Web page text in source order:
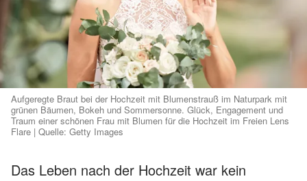
Aufgeregte Braut bei der Hochzeit mit Blumenstrauß im Naturpark mit
grünen Bäumen, Bokeh und Sommersonne. Glück, Engagement und
Traum einer schönen Frau mit Blumen für die Hochzeit im Freien Lens
Flare | Quelle: Getty Images
Das Leben nach der Hochzeit war kein